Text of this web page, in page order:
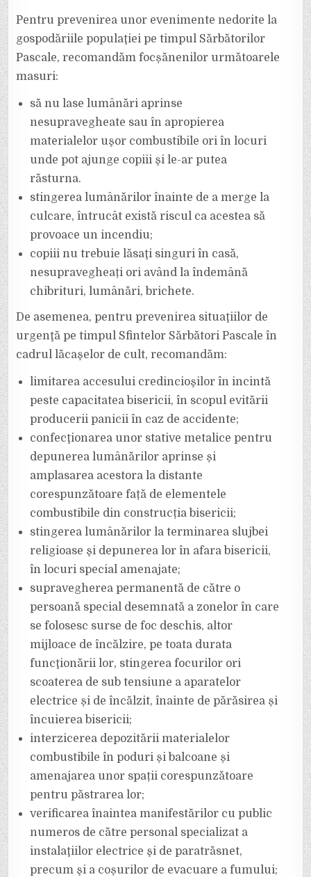
Pentru prevenirea unor evenimente nedorite la
gospodăriile populaţiei pe timpul Sărbătorilor
Pascale, recomandăm focșănenilor următoarele
masuri:
să nu lase lumânări aprinse
nesupravegheate sau în apropierea
materialelor uşor combustibile ori în locuri
unde pot ajunge copiii şi le-ar putea
răsturna.
stingerea lumânărilor înainte de a merge la
culcare, întrucât există riscul ca acestea să
provoace un incendiu;
copiii nu trebuie lăsaţi singuri în casă,
nesupravegheați ori având la îndemână
chibrituri, lumânări, brichete.
De asemenea, pentru prevenirea situaţiilor de
urgenţă pe timpul Sfintelor Sărbători Pascale în
cadrul lăcaşelor de cult, recomandăm:
limitarea accesului credincioşilor în incintă
peste capacitatea bisericii, în scopul evitării
producerii panicii în caz de accidente;
confecţionarea unor stative metalice pentru
depunerea lumânărilor aprinse și
amplasarea acestora la distante
corespunzătoare față de elementele
combustibile din construcția bisericii;
stingerea lumânărilor la terminarea slujbei
religioase şi depunerea lor în afara bisericii,
în locuri special amenajate;
supravegherea permanentă de către o
persoană special desemnată a zonelor în care
se folosesc surse de foc deschis, altor
mijloace de încălzire, pe toata durata
funcţionării lor, stingerea focurilor ori
scoaterea de sub tensiune a aparatelor
electrice și de încălzit, înainte de părăsirea și
încuierea bisericii;
interzicerea depozitării materialelor
combustibile în poduri și balcoane și
amenajarea unor spații corespunzătoare
pentru păstrarea lor;
verificarea înaintea manifestărilor cu public
numeros de către personal specializat a
instalaţiilor electrice şi de paratrăsnet,
precum şi a coșurilor de evacuare a fumului;